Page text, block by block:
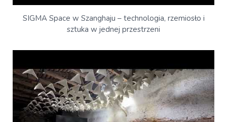
SIGMA Space w Szanghaju – technologia, rzemiosło i
sztuka w jednej przestrzeni